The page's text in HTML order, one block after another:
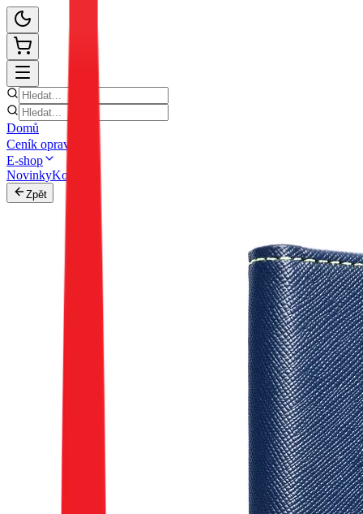
Domů
Ceník oprav
E-shop
NovinkyKontakt
Zpět